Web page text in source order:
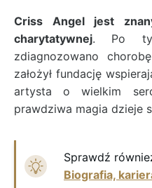
Criss Angel jest
charytatywnej. Po
zdiagnozowano
założył fundację
artysta o wielkim
prawdziwa magia dzieje
Sprawdź
Biografia,